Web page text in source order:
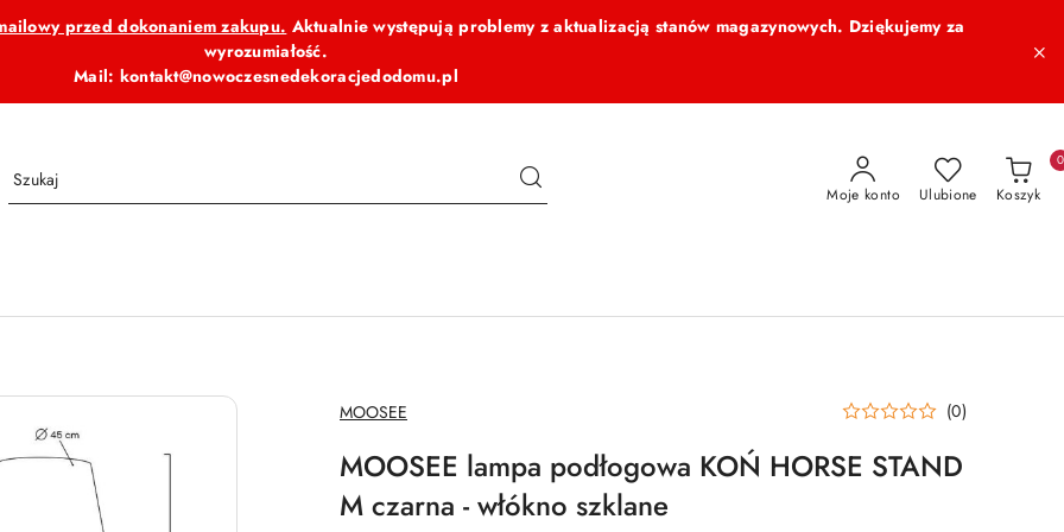
przed dokonaniem zakupu. Aktualnie występują problemy z aktualizacją stanów magazynowych. Dziękujemy za
wyrozumiałość.
Mail: kontakt@nowoczesnedekoracjedodomu.pl
Moje konto Ulubione Koszyk
0
NAZWA
PRODUCENTA:
MOOSEE (0)
MOOSEE lampa podłogowa KOŃ HORSE STAND
M czarna - włókno szklane